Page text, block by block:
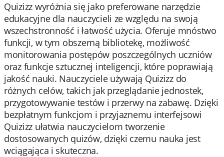
Quizizz wyróżnia się jako preferowane narzędzie
edukacyjne dla nauczycieli ze względu na swoją
wszechstronność i łatwość użycia. Oferuje mnóstwo
funkcji, w tym obszerną bibliotekę, możliwość
monitorowania postępów poszczególnych uczniów
oraz funkcje sztucznej inteligencji, które poprawiają
jakość nauki. Nauczyciele używają Quizizz do
różnych celów, takich jak przeglądanie jednostek,
przygotowywanie testów i przerwy na zabawę. Dzięki
bezpłatnym funkcjom i przyjaznemu interfejsowi
Quizizz ułatwia nauczycielom tworzenie
dostosowanych quizów, dzięki czemu nauka jest
wciągająca i skuteczna.